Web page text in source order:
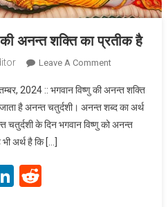
अनन्त शक्ति का प्रतीक है
Leave A CommentOn अनन्त पूजा:
अनन्त शक्ति का
प्रतीक है
2024 :: भगवान विष्णु की अनन्त शक्ति
है अनन्त चतुर्दशी। अनन्त शब्द का अर्थ
चतुर्दशी के दिन भगवान विष्णु को अनन्त
अर्थ है कि […]
LinkedIn